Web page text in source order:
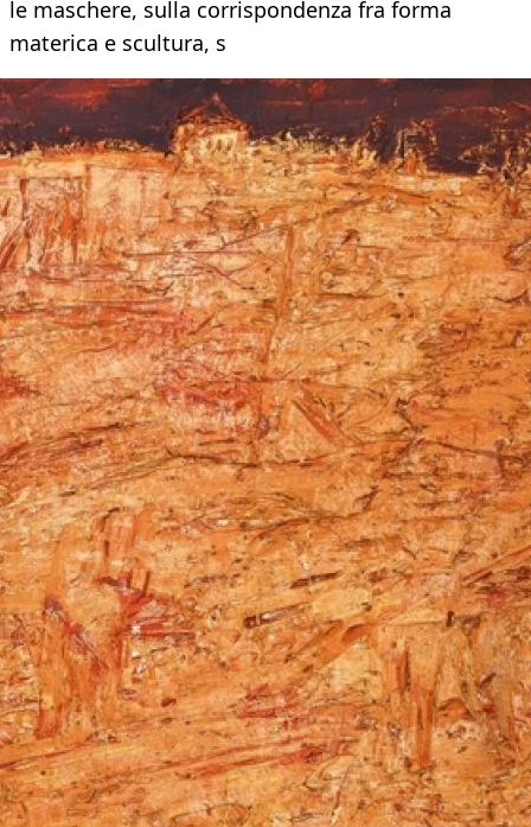
le maschere, sulla corrispondenza fra forma
materica e scultura, s